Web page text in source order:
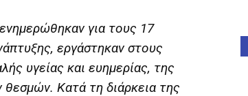
για τους 17
εργάστηκαν στους
υγείας και ευημερίας, της
θεσμών. Κατά τη διάρκεια της